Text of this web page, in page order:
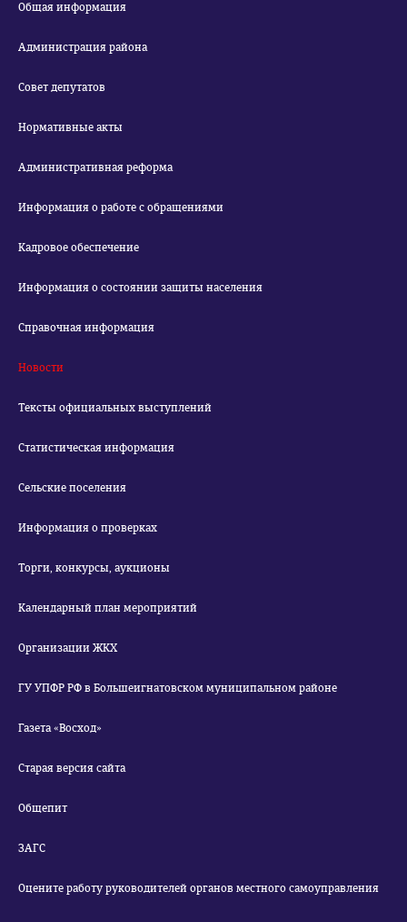
Общая информация
Администрация района
Совет депутатов
Нормативные акты
Административная реформа
Информация о работе с обращениями
Кадровое обеспечение
Информация о состоянии защиты населения
Справочная информация
Новости
Тексты официальных выступлений
Статистическая информация
Сельские поселения
Информация о проверках
Торги, конкурсы, аукционы
Календарный план мероприятий
Организации ЖКХ
ГУ УПФР РФ в Большеигнатовском муниципальном районе
Газета «Восход»
Старая версия сайта
Общепит
ЗАГС
Оцените работу руководителей органов местного самоуправления